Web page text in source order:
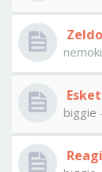
biggie